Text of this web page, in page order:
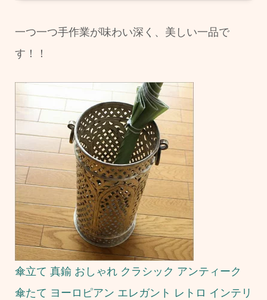
一つ一つ手作業が味わい深く、美しい一品で
す！！
傘立て 真鍮 おしゃれ クラシック アンティーク
傘たて ヨーロピアン エレガント レトロ インテリ